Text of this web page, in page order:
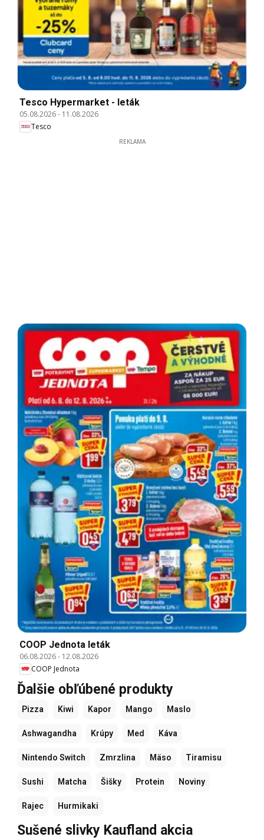
Tesco Hypermarket - leták
05.08.2026- 11.08.2026
Tesco
REKLAMA
COOP Jednota leták
06.08.2026- 12.08.2026
COOP Jednota
Ďalšie obľúbené produkty
Pizza Kiwi Kapor Mango Maslo
Ashwagandha Krúpy Med Káva
Nintendo Switch Zmrzlina Mäso Tiramisu
Sushi Matcha Šišky Protein Noviny
Rajec Hurmikaki
Sušené slivky Kaufland akcia